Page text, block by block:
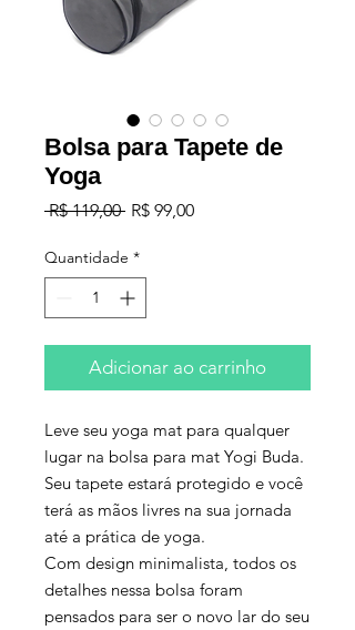
Bolsa para Tapete de
Yoga
R$ 119,00 Preço
R$ 99,00Preço
Quantidade *
Adicionar ao carrinho
Leve seu yoga mat para qualquer
lugar na bolsa para mat Yogi Buda.
Seu tapete estará protegido e você
terá as mãos livres na sua jornada
até a prática de yoga.
Com design minimalista, todos os
detalhes nessa bolsa foram
pensados para ser o novo lar do seu